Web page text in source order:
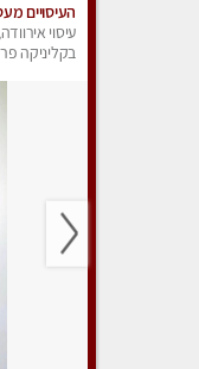
העיסויים
ואיכותית
בלתי
עיסוי
בקליניקה